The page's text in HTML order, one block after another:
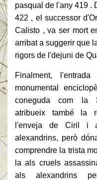
pasqual de l'any 419 .
422 , el successor
Calisto , va ser mort
arribat a suggerir que
rigors de l'dejuni de
Finalment,
monumental
coneguda com la
atribueix també la
l'enveja de Ciril i
alexandrins, però
comprendre la trista
la als cruels
als alexandrins